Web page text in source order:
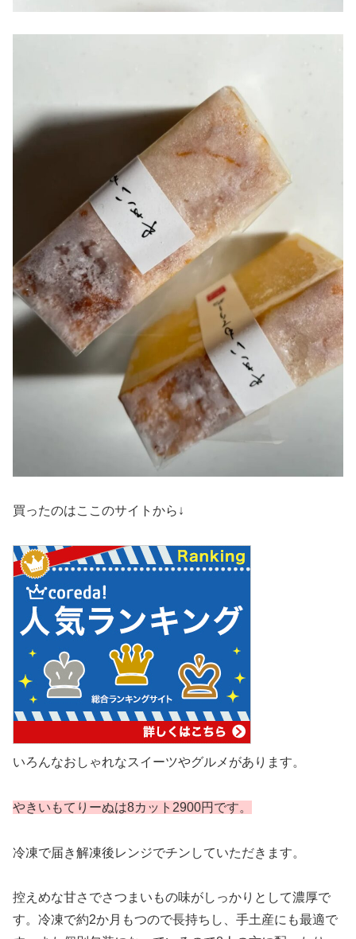
買ったのはここのサイトから↓
いろんなおしゃれなスイーツやグルメがあります。
やきいもてりーぬは8カット2900円です。
冷凍で届き解凍後レンジでチンしていただきます。
控えめな甘さでさつまいもの味がしっかりとして濃厚で
す。冷凍で約2か月もつので長持ちし、手土産にも最適で